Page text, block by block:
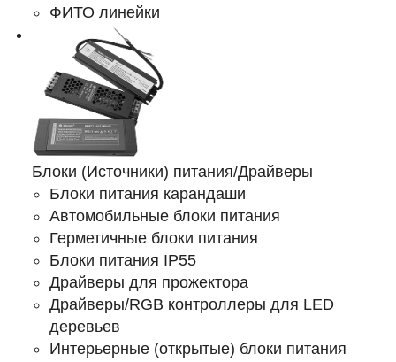
ФИТО линейки
Блоки (Источники) питания/Драйверы
Блоки питания карандаши
Автомобильные блоки питания
Герметичные блоки питания
Блоки питания IP55
Драйверы для прожектора
Драйверы/RGB контроллеры для LED
деревьев
Интерьерные (открытые) блоки питания